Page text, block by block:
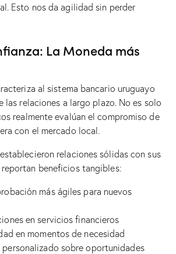
Esto nos da agilidad sin perder
La Moneda más
al sistema bancario uruguayo
las relaciones a largo plazo. No es solo
realmente evalúan el compromiso de
con el mercado local.
relaciones sólidas con sus
beneficios tangibles:
más ágiles para nuevos
en servicios financieros
en momentos de necesidad
sobre oportunidades